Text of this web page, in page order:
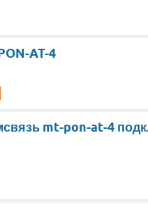
AT-4
mt-pon-at-4